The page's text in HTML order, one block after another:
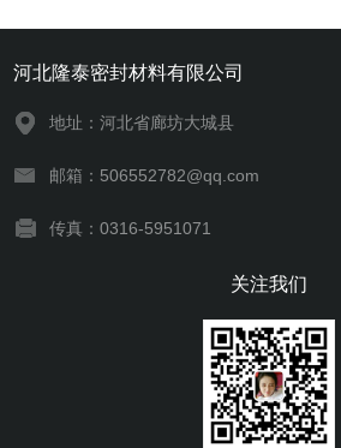
河北隆泰密封材料有限公司
地址：河北省廊坊大城县
邮箱：506552782@qq.com
传真：0316-5951071
关注我们